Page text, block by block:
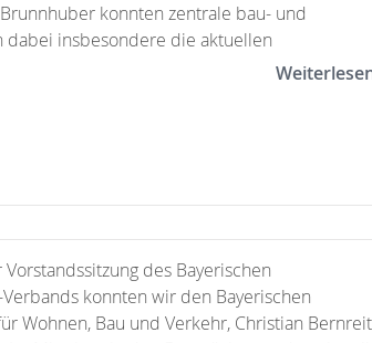
konnten zentrale bau- und
dabei insbesondere die aktuellen
des Bayerischen
konnten wir den Bayerischen
Wohnen, Bau und Verkehr, Christian